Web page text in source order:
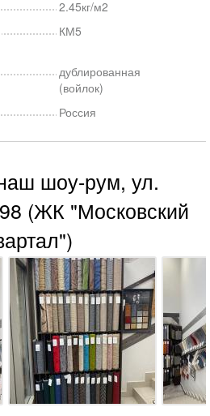
2.45кг/м2
КМ5
дублированная
(войлок)
Россия
шоу-рум, ул.
(ЖК "Московский